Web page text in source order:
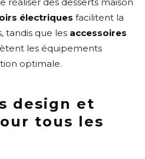
électriques facilitent la
tandis que les accessoires
les équipements
optimale.
design et
tous les